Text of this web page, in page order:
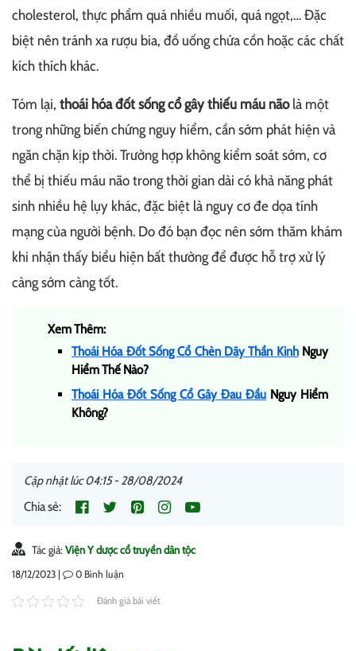
cholesterol, thực phẩm quá nhiều muối, quá ngọt,… Đặc
biệt nên tránh xa rượu bia, đồ uống chứa cồn hoặc các chất
kích thích khác.
Tóm lại, thoái hóa đốt sống cổ gây thiếu máu nãolà một
trong những biến chứng nguy hiểm, cần sớm phát hiện và
ngăn chặn kịp thời. Trường hợp không kiểm soát sớm, cơ
thể bị thiếu máu não trong thời gian dài có khả năng phát
sinh nhiều hệ lụy khác, đặc biệt là nguy cơ đe dọa tính
mạng của người bệnh. Do đó bạn đọc nên sớm thăm khám
khi nhận thấy biểu hiện bất thường để được hỗ trợ xử lý
càng sớm càng tốt.
Xem Thêm:
Thoái Hóa Đốt Sống Cổ Chèn Dây Thần KinhNguy
Hiểm Thế Nào?
Thoái Hóa Đốt Sống Cổ Gây Đau Đầu Nguy Hiểm
Không?
Cập nhật lúc 04:15 - 28/08/2024
Chia sẻ:
Tác giả: Viện Y dược cổ truyền dân tộc
18/12/2023 | 0 Bình luận
Đánh giá bài viết